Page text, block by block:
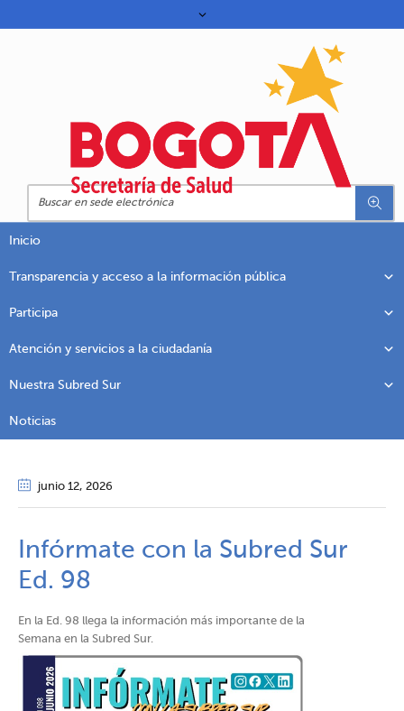
Inicio
Transparencia y acceso a la información pública
Participa
Atención y servicios a la ciudadanía
Nuestra Subred Sur
Noticias
junio 12, 2026
Infórmate con la Subred Sur
Ed. 98
En la Ed. 98 llega la información más importante de la
Semana en la Subred Sur.